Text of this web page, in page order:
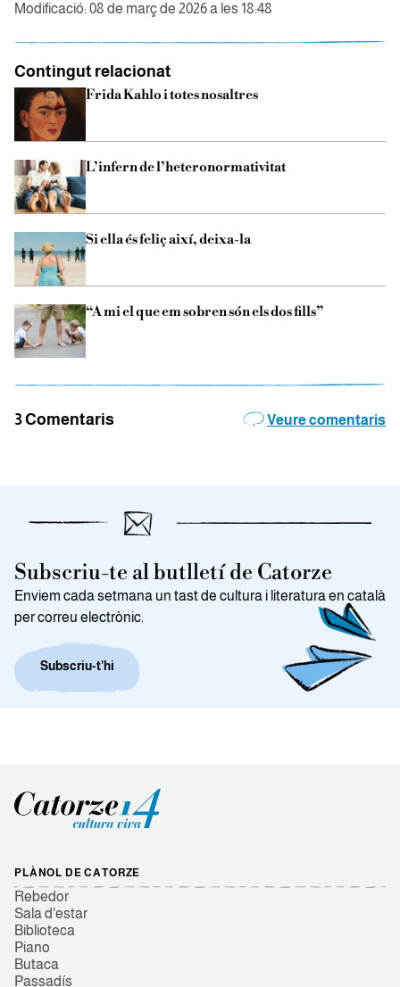
Modificació: 08 de març de 2026 a les 18:48
Contingut relacionat
Frida Kahlo i totes nosaltres
L’infern de l’heteronormativitat
Si ella és feliç així, deixa-la
“A mi el que em sobren són els dos fills”
3 Comentaris Veure comentaris
Subscriu-te al butlletí de Catorze
Enviem cada setmana un tast de cultura i literatura en català
per correu electrònic.
Subscriu-t’hi
PLÀNOL DE CATORZE
Rebedor
Sala d'estar
Biblioteca
Piano
Butaca
Passadís